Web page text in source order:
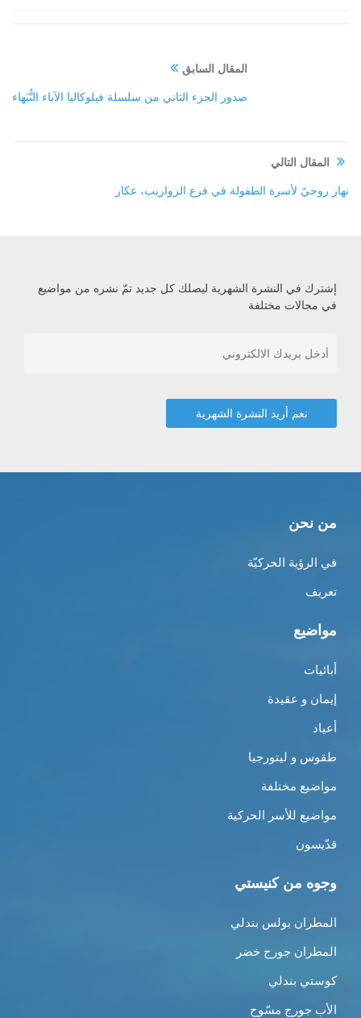
المقال السابق
صدور الجزء الثاني من سلسلة فيلوكاليا الآباء النُّبَهاء
المقال التالي
نهار روحيّ لأسرة الطفولة في فرع الزواريب، عكار
إشترك في النشرة الشهرية ليصلك كل جديد تمّ نشره من مواضيع
في مجالات مختلفة
من نحن
في الرؤية الحركيّة
تعريف
مواضيع
أبائيات
إيمان و عقيدة
أعياد
طقوس و ليتورجيا
مواضيع مختلفة
مواضيع للأسر الحركية
قدّيسون
وجوه من كنيستي
المطران بولس بندلي
المطران جورج خضر
كوستي بندلي
الأب جورج مسّوح